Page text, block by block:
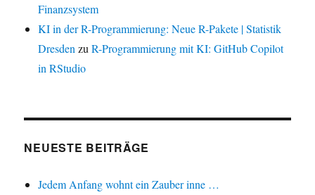
Finanzsystem
KI in der R-Programmierung: Neue R-Pakete | Statistik
Dresden zuR-Programmierung mit KI: GitHub Copilot
in RStudio
NEUESTE BEITRÄGE
Jedem Anfang wohnt ein Zauber inne …